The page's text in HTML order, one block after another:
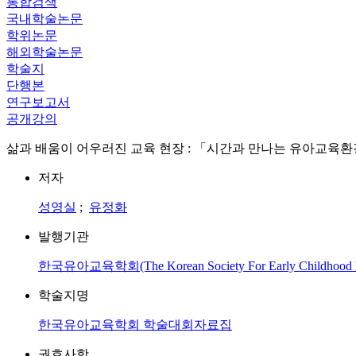
국내학술논문
학위논문
해외학술논문
학술지
단행본
연구보고서
공개강의
삶과 배움이 어우러진 교육 현장 : 「시간과 만나는 유아교육환
저자
성영실 ; 유정화
발행기관
한국유아교육학회(The Korean Society For Early Childhood
학술지명
한국유아교육학회 학술대회자료집